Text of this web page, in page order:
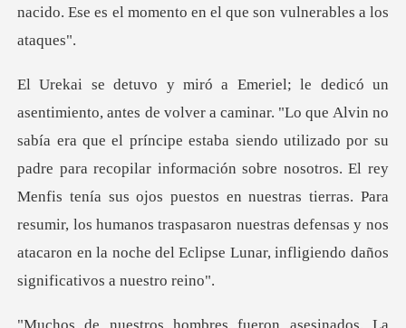
siendo utilizado por su
padre para recopilar información sobre nosotros. El rey
Menfis tenía sus ojos puestos en nuestras tierras. Para
resumi